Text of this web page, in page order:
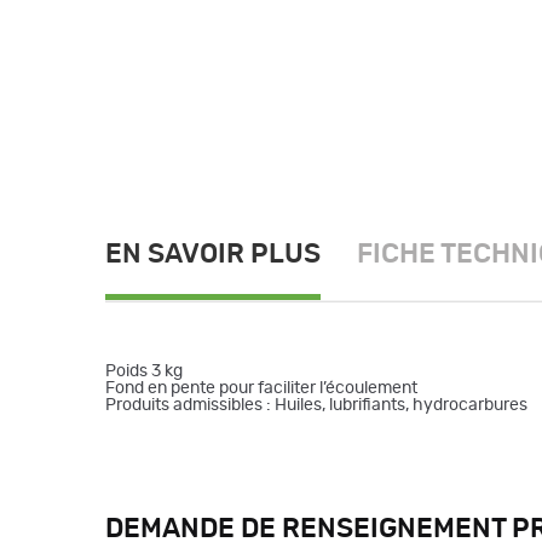
EN SAVOIR PLUS FICHE
Poids 3 kg
Fond en pente pour faciliter l’écoulement
Produits admissibles : Huiles, lubrifiants, hydrocarbures
DEMANDE DE RENSEIGNEMENT